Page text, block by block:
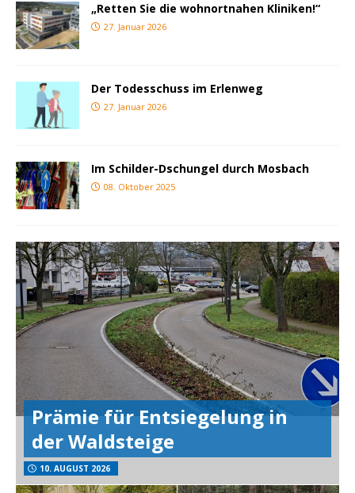
„Retten Sie die wohnortnahen Kliniken!“
27. Januar 2026
Der Todesschuss im Erlenweg
27. Januar 2026
Im Schilder-Dschungel durch Mosbach
08. Oktober 2025
Prämie für Entsiegelung in
der Waldsteige
10. AUGUST 2026